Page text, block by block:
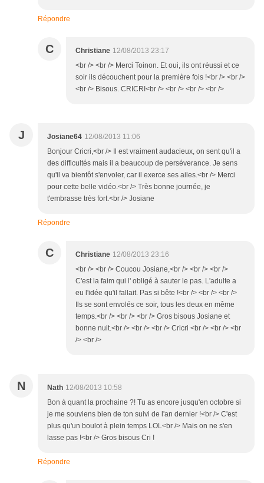
Répondre
C Christiane 12/08/2013 23:17
<br /> <br /> Merci Toinon. Et oui, ils ont réussi et ce
soir ils découchent pour la première fois !<br /> <br />
<br /> Bisous. CRICRI<br /> <br /> <br /> <br />
J Josiane64 12/08/2013 11:06
Bonjour Cricri,<br /> Il est vraiment audacieux, on sent qu'il a
des difficultés mais il a beaucoup de perséverance. Je sens
qu'il va bientôt s'envoler, car il exerce ses ailes.<br /> Merci
pour cette belle vidéo.<br /> Très bonne journée, je
t'embrasse très fort.<br /> Josiane
Répondre
C Christiane 12/08/2013 23:16
<br /> <br /> Coucou Josiane,<br /> <br /> <br />
C'est la faim qui l' obligé à sauter le pas. L'adulte a
eu l'idée qu'il fallait. Pas si bête !<br /> <br /> <br />
Ils se sont envolés ce soir, tous les deux en même
temps.<br /> <br /> <br /> Gros bisous Josiane et
bonne nuit.<br /> <br /> <br /> Cricri <br /> <br /> <br
/> <br />
N Nath 12/08/2013 10:58
Bon à quant la prochaine ?! Tu as encore jusqu'en octobre si
je me souviens bien de ton suivi de l'an dernier !<br /> C'est
plus qu'un boulot à plein temps LOL<br /> Mais on ne s'en
lasse pas !<br /> Gros bisous Cri !
Répondre